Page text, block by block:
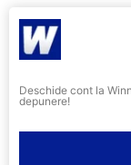
Deschide cont la
depunere!